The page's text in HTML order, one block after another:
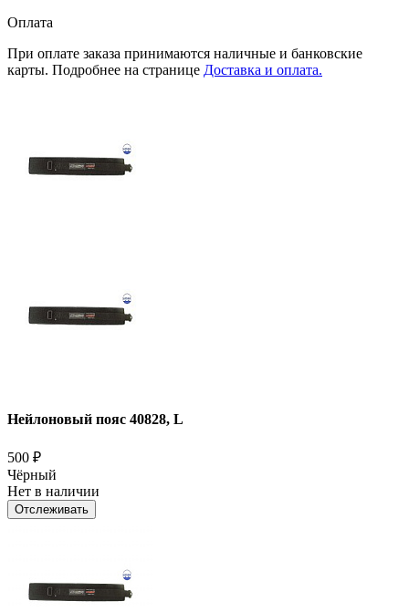
Оплата
При оплате заказа принимаются наличные и банковские
карты. Подробнее на странице Доставка и оплата.
Нейлоновый пояс 40828, L
500 ₽
Чёрный
Нет в наличии
Отслеживать